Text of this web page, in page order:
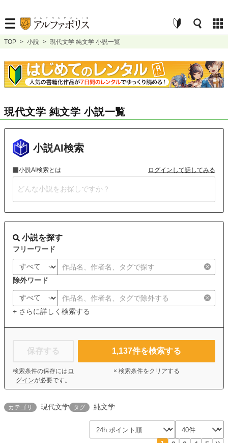
TOP > 小説 > 現代文学 純文学 小説一覧
現代文学 純文学 小説一覧
小説AI検索
小説AI検索とは ログインして話してみる
小説を探す
フリーワード
除外ワード
+ さらに詳しく検索する
保存する
検索条件の保存には ロ
グインが必要です。
1,137件を検索する
× 検索条件をクリアする
カテゴリ 現代文学 タグ 純文学